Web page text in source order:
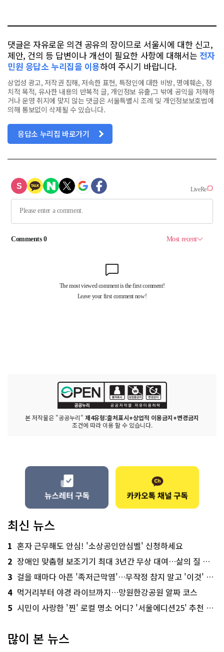
댓글은 자유로운 의견 공유의 장이므로 서울시에 대한 신고,
제안, 건의 등 답변이나 개선이 필요한 사항에 대해서는 전자
민원 응답소 누리집을 이용하여 주시기 바랍니다.
상업성 광고, 저작권 침해, 저속한 표현, 특정인에 대한 비방, 명예훼손, 정
치적 목적, 유사한 내용의 반복적 글, 개인정보 유출,그 밖에 공익을 저해하
거나 운영 취지에 맞지 않는 댓글은 서울특별시 조례 및 개인정보보호법에
의해 통보없이 삭제될 수 있습니다.
응답소 누리집 바로가기
본 저작물은 "공공누리" 제4유형:출처표시+상업적 이용금지+변경금지
조건에 따라 이용 할 수 있습니다.
최신 뉴스
1 혼자 근무해도 안심! '소상공인안심벨' 신청하세요
2 장애인 맞춤형 보조기기 최대 3년간 무상 대여…삶의 질 높인다
3 걸을 때마다 아픈 '족저근막염'…무작정 참지 말고 '이것' 해보세요!
4 먹거리부터 야경 라이브까지…망원한강공원 알짜 코스
5 시민이 사랑한 '찐' 로컬 명소 어디? '서울에디션25' 추천 코스
많이 본 뉴스